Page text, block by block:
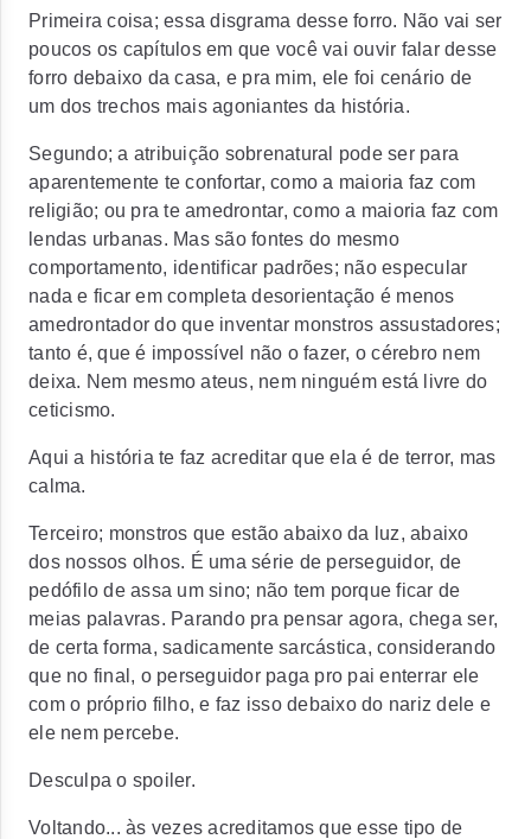
Primeira coisa; essa disgrama desse forro. Não vai ser
poucos os capítulos em que você vai ouvir falar desse
forro debaixo da casa, e pra mim, ele foi cenário de
um dos trechos mais agoniantes da história.
Segundo; a atribuição sobrenatural pode ser para
aparentemente te confortar, como a maioria faz com
religião; ou pra te amedrontar, como a maioria faz com
lendas urbanas. Mas são fontes do mesmo
comportamento, identificar padrões; não especular
nada e ficar em completa desorientação é menos
amedrontador do que inventar monstros assustadores;
tanto é, que é impossível não o fazer, o cérebro nem
deixa. Nem mesmo ateus, nem ninguém está livre do
ceticismo.
Aqui a história te faz acreditar que ela é de terror, mas
calma.
Terceiro; monstros que estão abaixo da luz, abaixo
dos nossos olhos. É uma série de perseguidor, de
pedófilo de assa um sino; não tem porque ficar de
meias palavras. Parando pra pensar agora, chega ser,
de certa forma, sadicamente sarcástica, considerando
que no final, o perseguidor paga pro pai enterrar ele
com o próprio filho, e faz isso debaixo do nariz dele e
ele nem percebe.
Desculpa o spoiler.
Voltando... às vezes acreditamos que esse tipo de